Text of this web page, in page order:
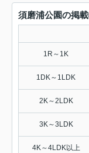
須磨浦公園の掲
1R～1K
1DK～1LDK
2K～2LDK
3K～3LDK
4K～4LDK以上